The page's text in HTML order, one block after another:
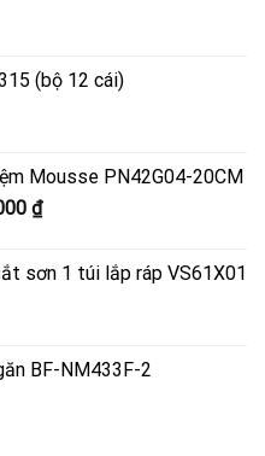
(bộ 12 cái)
Mousse PN42G04-20CM
₫.
₫Giá
là:
sơn 1 túi lắp ráp VS61X01
BF-NM433F-2